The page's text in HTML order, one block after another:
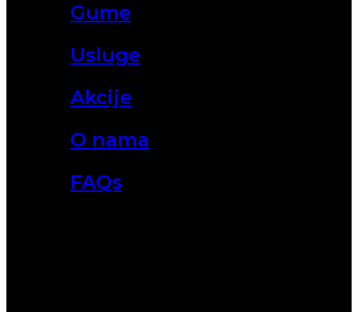
Gume
Usluge
Akcije
O nama
FAQs